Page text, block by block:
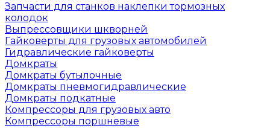
Запчасти для станков наклепки тормозных
колодок
Выпрессовщики шкворней
Гайковерты для грузовых автомобилей
Гидравлические гайковерты
Домкраты
Домкраты бутылочные
Домкраты пневмогидравлические
Домкраты подкатные
Компрессоры для грузовых авто
Компрессоры поршневые